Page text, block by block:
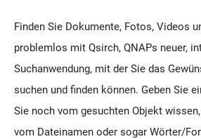
Finden Sie Dokumente, Fotos, Videos
problemlos mit Qsirch, QNAPs neuer,
Suchanwendung, mit der Sie das
suchen und finden können. Geben Sie
Sie noch vom gesuchten Objekt
vom Dateinamen oder sogar Wörter/